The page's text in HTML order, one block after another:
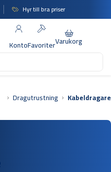
Hyr till bra priser
KontoFavoriterVarukorg
Dragutrustning Kabeldragare